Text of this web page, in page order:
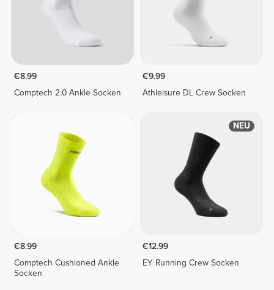
€8.99
Comptech 2.0 Ankle Socken
€9.99
Athleisure DL Crew Socken
€8.99
Comptech Cushioned Ankle
Socken
NEU
€12.99
EY Running Crew Socken